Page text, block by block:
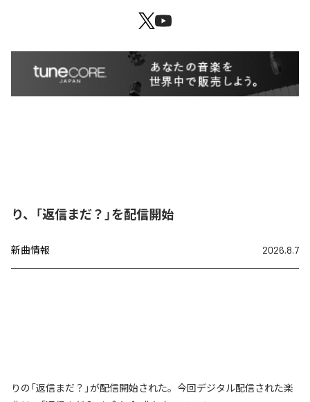
り、「返信まだ？」を配信開始
新曲情報 2026.8.7
りの「返信まだ？」が配信開始された。今回デジタル配信された楽